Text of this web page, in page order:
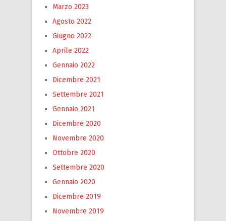
Marzo 2023
Agosto 2022
Giugno 2022
Aprile 2022
Gennaio 2022
Dicembre 2021
Settembre 2021
Gennaio 2021
Dicembre 2020
Novembre 2020
Ottobre 2020
Settembre 2020
Gennaio 2020
Dicembre 2019
Novembre 2019